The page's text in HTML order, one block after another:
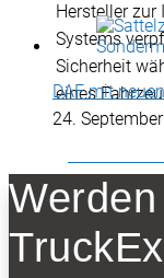
Hersteller
Systems
Sicherheit
eines
DAF mit
24.